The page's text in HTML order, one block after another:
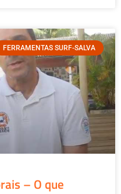
FERRAMENTAS SURF-SALVA
– O que